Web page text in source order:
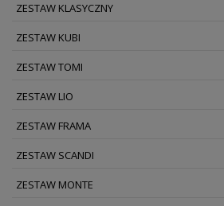
ZESTAW KLASYCZNY
ZESTAW KUBI
ZESTAW TOMI
ZESTAW LIO
ZESTAW FRAMA
ZESTAW SCANDI
ZESTAW MONTE